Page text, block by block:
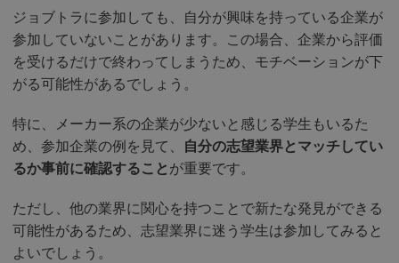
ジョブトラに参加しても、自分が興味を持っている企業が
参加していないことがあります。この場合、企業から評価
を受けるだけで終わってしまうため、モチベーションが下
がる可能性があるでしょう。
特に、メーカー系の企業が少ないと感じる学生もいるた
め、参加企業の例を見て、
自分の志望業界とマッチしてい
るか事前に確認すること が重要です。
ただし、他の業界に関心を持つことで新たな発見ができる
可能性があるため、志望業界に迷う学生は参加してみると
よいでしょう。